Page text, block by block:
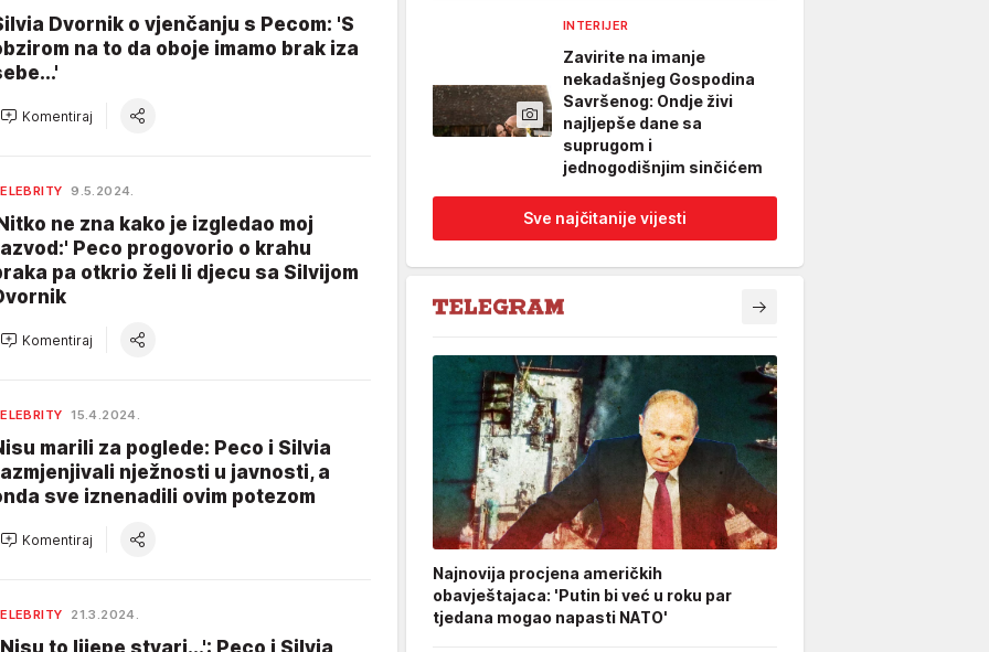
Dvornik o vjenčanju s Pecom: 'S
na to da oboje imamo brak iza
Komentiraj
9.5.2024.
ne zna kako je izgledao moj
Peco progovorio o krahu
pa otkrio želi li djecu sa Silvijom
Komentiraj
15.4.2024.
marili za poglede: Peco i Silvia
nježnosti u javnosti, a
sve iznenadili ovim potezom
Komentiraj
21.3.2024.
to lijepe stvari...': Peco i Silvia
INTERIJER
Zavirite na imanje
nekadašnjeg Gospodina
Savršenog: Ondje živi
najljepše dane sa
suprugom i
jednogodišnjim sinčićem
Sve najčitanije vijesti
Najnovija procjena američkih
obavještajaca: 'Putin bi već u roku par
tjedana mogao napasti NATO'